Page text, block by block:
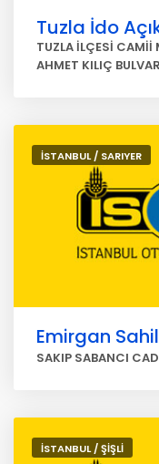
Tuzla İdo
TUZLA İLÇESİ CAMİİ
AHMET KILIÇ
İSTANBUL / SARIYER
Emirgan
SAKIP SABANCI
İSTANBUL / ŞİŞLİ